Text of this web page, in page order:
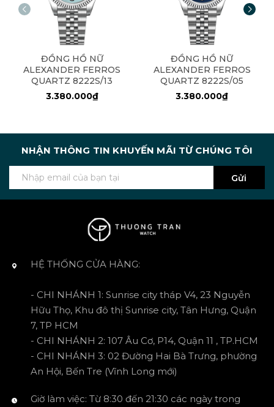
ĐỒNG HỒ NỮ
ALEXANDER FERROS
QUARTZ 8222S/13
3.380.000₫
ĐỒNG HỒ NỮ
ALEXANDER FERROS
QUARTZ 8222S/05
3.380.000₫
NHẬN THÔNG TIN KHUYẾN MÃI TỪ CHÚNG TÔI
Gửi
HỆ THỐNG CỬA HÀNG:
- CHI NHÁNH 1: Sunrise city tháp V4, 23 Nguyễn
Hữu Thọ, Khu đô thị Sunrise city, Tân Hưng, Quận
7, TP HCM
- CHI NHÁNH 2: 107 Âu Cơ, P14, Quận 11 , TP.HCM
- CHI NHÁNH 3: 02 Đường Hai Bà Trưng, phường
An Hội, Bến Tre (Vĩnh Long mới)
Giờ làm việc: Từ 8:30 đến 21:30 các ngày trong